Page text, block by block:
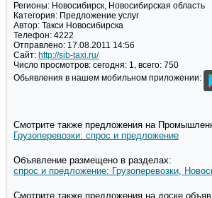
Регионы: Новосибирск, Новосибирская область
Категория: Предложение услуг
Автор: Такси Новосибирска
Телефон: 4222
Отправлено: 17.08.2011 14:56
Сайт: http://sib-taxi.ru/
Число просмотров: сегодня: 1, всего: 750
Обьявления в нашем мобильном приложении:
Смотрите также предложения на
Грузоперевозки: спрос и предложение
Объявление размещено в разделах:
спрос и предложение: Грузоперевозки,
Смотрите также предложения на доске